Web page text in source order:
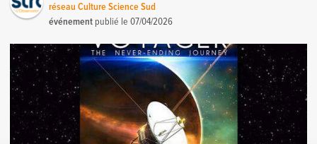
réseau Culture Science Sud
événement publié le07/04/2026